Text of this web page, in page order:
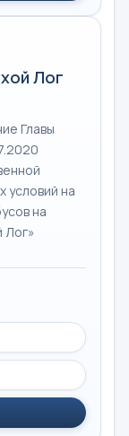
Лог
Главы
условий на
на
Лог»